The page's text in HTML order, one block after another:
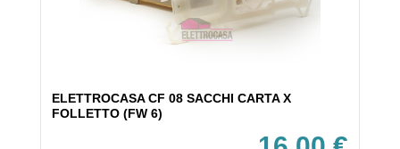
ELETTROCASA CF 08 SACCHI CARTA X
FOLLETTO (FW 6)